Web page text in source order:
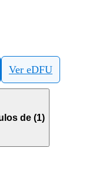
Ver eDFU
de (1)